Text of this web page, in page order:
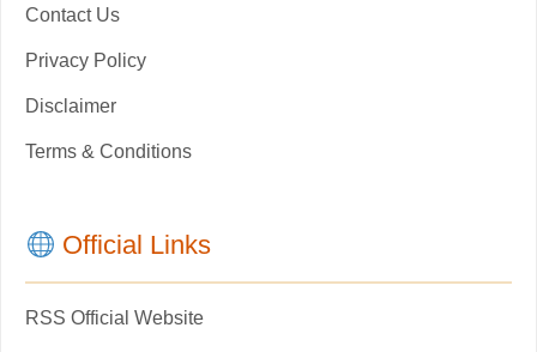
Contact Us
Privacy Policy
Disclaimer
Terms & Conditions
Official Links
RSS Official Website